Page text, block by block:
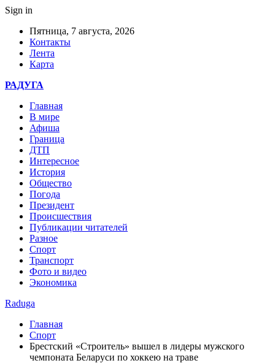
Sign in
Пятница, 7 августа, 2026
Контакты
Лента
Карта
РАДУГА
Главная
В мире
Афиша
Граница
ДТП
Интересное
История
Общество
Погода
Президент
Происшествия
Публикации читателей
Разное
Спорт
Транспорт
Фото и видео
Экономика
Raduga
Главная
Спорт
Брестский «Строитель» вышел в лидеры мужского
чемпоната Беларуси по хоккею на траве